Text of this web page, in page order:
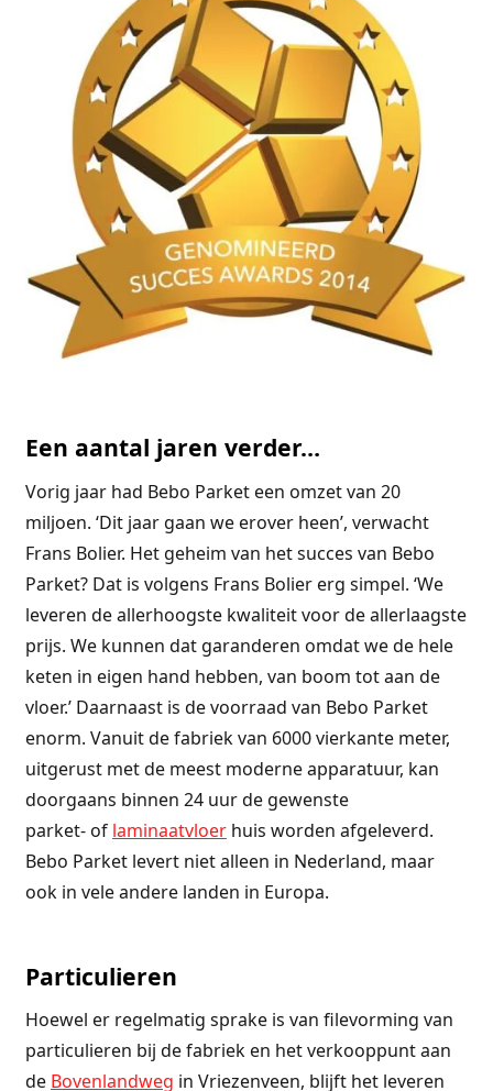
Een aantal jaren verder…
Vorig jaar had Bebo Parket een omzet van 20
miljoen. ‘Dit jaar gaan we erover heen’, verwacht
Frans Bolier. Het geheim van het succes van Bebo
Parket? Dat is volgens Frans Bolier erg simpel. ‘We
leveren de allerhoogste kwaliteit voor de allerlaagste
prijs. We kunnen dat garanderen omdat we de hele
keten in eigen hand hebben, van boom tot aan de
vloer.’ Daarnaast is de voorraad van Bebo Parket
enorm. Vanuit de fabriek van 6000 vierkante meter,
uitgerust met de meest moderne apparatuur, kan
doorgaans binnen 24 uur de gewenste
parket- of laminaatvloerhuis worden afgeleverd.
Bebo Parket levert niet alleen in Nederland, maar
ook in vele andere landen in Europa.
Particulieren
Hoewel er regelmatig sprake is van filevorming van
particulieren bij de fabriek en het verkooppunt aan
de Bovenlandweg in Vriezenveen, blijft het leveren